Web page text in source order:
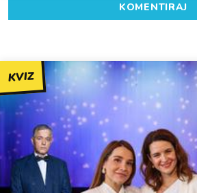
KOMENTIRAJ
KVIZ